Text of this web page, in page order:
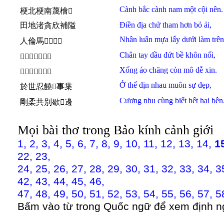
梗北梗南蔑檜𢧚
Cành bắc cành nam một cội nên.
田地渚貪欣補隘
Điền địa chử tham hơn bỏ ải,
人倫馬𥙩󰡎𫜵𨕭
Nhân luân mựa lấy dưới làm
󰖄𪮏油怛皮坤挼
Chân tay dầu đứt bề khôn nối,
𧚢襖拯群謨易嗔
Xống áo chăng còn mô dễ xin.
於世忍饒𰿘事枼
Ở thế dịn nhau muôn sự đẹp,
剛柔共別歇𠄩邊
Cương nhu cùng biết hết hai
Mọi bài thơ trong Bảo kính cảnh giới
1, 2, 3, 4, 5, 6, 7, 8, 9, 10, 11, 12, 13, 14,
22, 23,
24, 25, 26, 27, 28, 29, 30, 31, 32, 33, 34,
42, 43, 44, 45, 46,
47, 48, 49, 50, 51, 52, 53, 54, 55, 56, 57,
Bấm vào từ trong Quốc ngữ để xem định